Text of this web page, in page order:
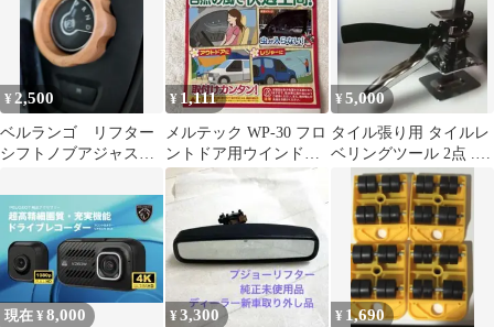
¥ 2,500
ベルランゴ リフター
シフトノブアジャスタ
¥ 1,111
メルテック WP-30 フロ
ントドア用ウインドー
ネット 網戸 虫除け 左
右2枚
¥5,000
タイル張り用 タイルレ
ベリングツール 2点 .4
点なら8500
現在 ¥8,000 ¥3,300 ¥ 1,690